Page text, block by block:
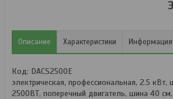
Описание Характеристики
Код: DACS2500E
электрическая, профессиональная, 2.5
2500ВТ, поперечный двигатель, шина 40